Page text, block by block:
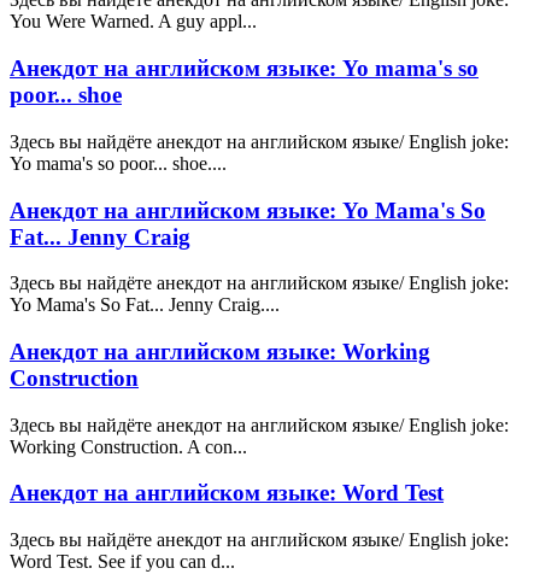
You Were Warned. A guy appl...
Анекдот на английском языке: Yo mama's so
poor... shoe
Здесь вы найдёте анекдот на английском языке/ English joke:
Yo mama's so poor... shoe....
Анекдот на английском языке: Yo Mama's So
Fat... Jenny Craig
Здесь вы найдёте анекдот на английском языке/ English joke:
Yo Mama's So Fat... Jenny Craig....
Анекдот на английском языке: Working
Construction
Здесь вы найдёте анекдот на английском языке/ English joke:
Working Construction. A con...
Анекдот на английском языке: Word Test
Здесь вы найдёте анекдот на английском языке/ English joke:
Word Test. See if you can d...